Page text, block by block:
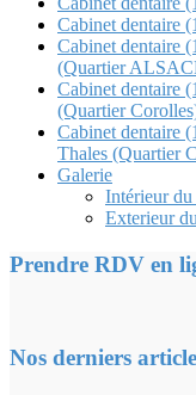
Cabinet dentaire
Cabinet dentaire
(Quartier
Cabinet dentaire
(Quartier
Cabinet dentaire
Thales (Quartier
Galerie
Intérieur du
Exterieur
Prendre RDV en
Nos derniers